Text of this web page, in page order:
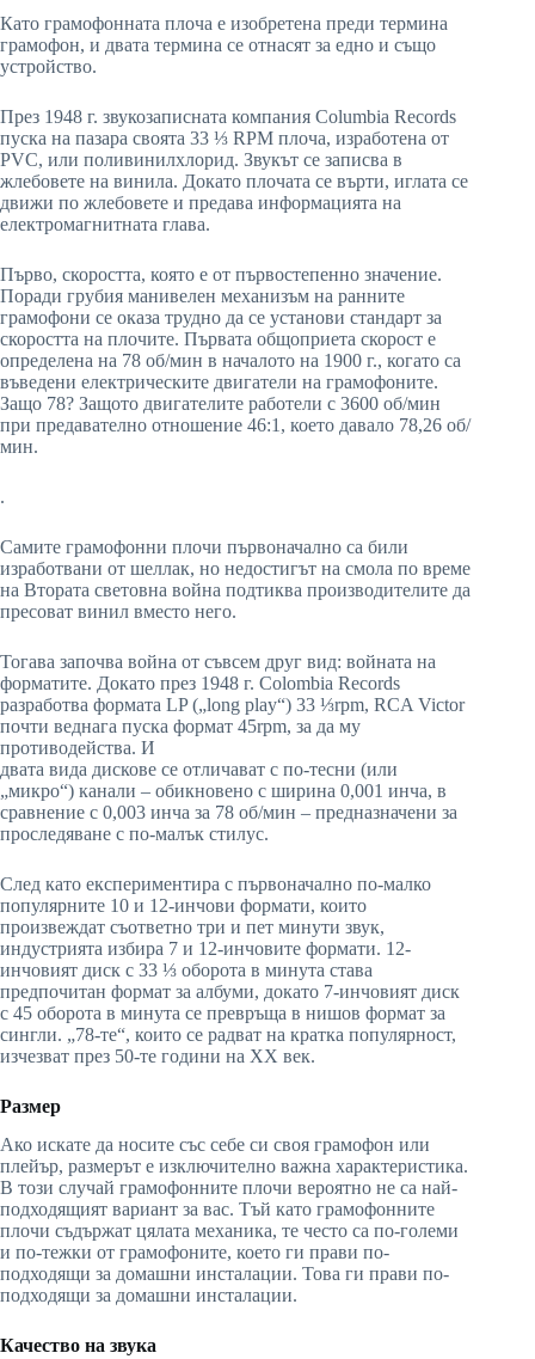
Като грамофонната плоча е изобретена преди термина
грамофон, и двата термина се отнасят за едно и също
устройство.
През 1948 г. звукозаписната компания Columbia Records
пуска на пазара своята 33 ⅓ RPM плоча, изработена от
PVC, или поливинилхлорид. Звукът се записва в
жлебовете на винила. Докато плочата се върти, иглата се
движи по жлебовете и предава информацията на
електромагнитната глава.
Първо, скоростта, която е от първостепенно значение.
Поради грубия манивелен механизъм на ранните
грамофони се оказа трудно да се установи стандарт за
скоростта на плочите. Първата общоприета скорост е
определена на 78 об/мин в началото на 1900 г., когато са
въведени електрическите двигатели на грамофоните.
Защо 78? Защото двигателите работели с 3600 об/мин
при предавателно отношение 46:1, което давало 78,26 об/
мин.
.
Самите грамофонни плочи първоначално са били
изработвани от шеллак, но недостигът на смола по време
на Втората световна война подтиква производителите да
пресоват винил вместо него.
Тогава започва война от съвсем друг вид: войната на
форматите. Докато през 1948 г. Colombia Records
разработва формата LP („long play“) 33 ⅓rpm, RCA Victor
почти веднага пуска формат 45rpm, за да му
противодейства. И
двата вида дискове се отличават с по-тесни (или
„микро“) канали – обикновено с ширина 0,001 инча, в
сравнение с 0,003 инча за 78 об/мин – предназначени за
проследяване с по-малък стилус.
След като експериментира с първоначално по-малко
популярните 10 и 12-инчови формати, които
произвеждат съответно три и пет минути звук,
индустрията избира 7 и 12-инчовите формати. 12-
инчовият диск с 33 ⅓ оборота в минута става
предпочитан формат за албуми, докато 7-инчовият диск
с 45 оборота в минута се превръща в нишов формат за
сингли. „78-те“, които се радват на кратка популярност,
изчезват през 50-те години на ХХ век.
Размер
Ако искате да носите със себе си своя грамофон или
плейър, размерът е изключително важна характеристика.
В този случай грамофонните плочи вероятно не са най-
подходящият вариант за вас. Тъй като грамофонните
плочи съдържат цялата механика, те често са по-големи
и по-тежки от грамофоните, което ги прави по-
подходящи за домашни инсталации. Това ги прави по-
подходящи за домашни инсталации.
Качество на звука